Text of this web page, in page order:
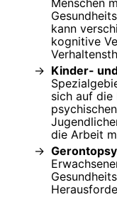
kann
kognitive
Kinder-
sich auf die
die Arbeit